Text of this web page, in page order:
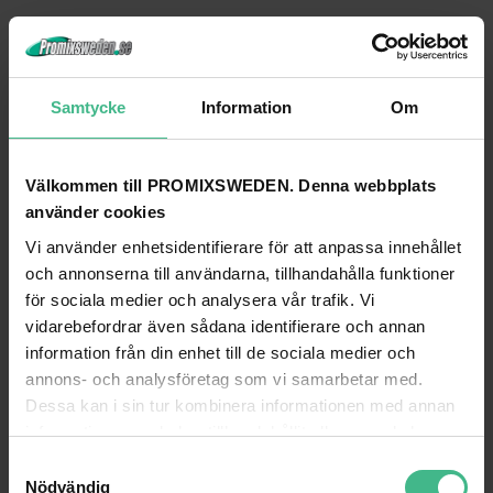
Samtycke Information Om
Välkommen till PROMIXSWEDEN. Denna webbplats
använder cookies
Vi använder enhetsidentifierare för att anpassa innehållet
och annonserna till användarna, tillhandahålla funktioner
för sociala medier och analysera vår trafik. Vi
vidarebefordrar även sådana identifierare och annan
information från din enhet till de sociala medier och
annons- och analysföretag som vi samarbetar med.
Dessa kan i sin tur kombinera informationen med annan
information som du har tillhandahållit eller som de har
Nödvändig
ALUTRUSS DECOLOCK DQ4-PAT51 5-WAY CORNER
Alutruss Decolock DQ4-PAT51 5-vägs hörn
8 237 kr
GÅ TILL PRODUKT
ALUTRUSS DECOLOCK DQ4-BPM BASE
Alutruss Decolock DQ4-BPM
1 208 kr
GÅ TILL PRODUKT